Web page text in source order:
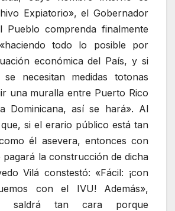
Expiatorio», el Gobernador
Pueblo comprenda finalmente
todo lo posible por
económica del País, y si
necesitan medidas totonas
una muralla entre Puerto Rico
Dominicana, así se hará». Al
si el erario público está tan
él asevera, entonces con
pagará la construcción de dicha
Vilá constestó: «Fácil: ¡con
con el IVU! Además»,
saldrá tan cara porque